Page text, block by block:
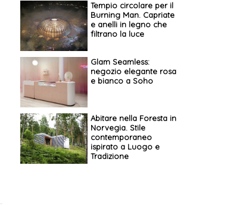
Tempio circolare per il
Burning Man. Capriate
e anelli in legno che
filtrano la luce
Glam Seamless:
negozio elegante rosa
e bianco a Soho
Abitare nella Foresta in
Norvegia. Stile
contemporaneo
ispirato a Luogo e
Tradizione